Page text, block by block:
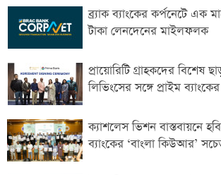
ব্র্যাক ব্যাংকের কর্পনেটে এক
টাকা লেনদেনের মাইলফলক
প্রায়োরিটি গ্রাহকদের বিশেষ
লিভিংসের সঙ্গে প্রাইম
ক্যাশলেস ভিশন বাস্তবায়নে
ব্যাংকের ‘বাংলা কিউআর’